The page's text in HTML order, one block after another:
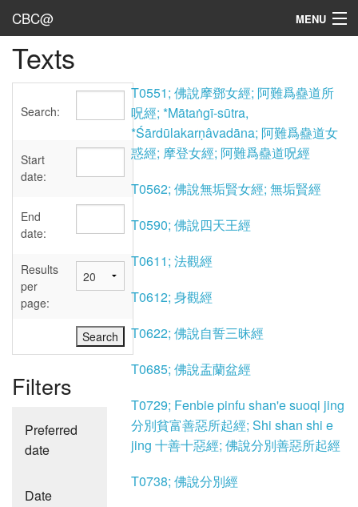
CBC@ MENU
Admin
Texts
Sources
User's Guide
Abbreviations
Texts
Search:
Start
date:
End
date:
Results
per
page:
Filters
Preferred
date
Date
T0551; 佛說摩鄧女經; 阿難爲蠱道所
呪經; *Mātaṅgī-sūtra,
*Śārdūlakarṇâvadāna; 阿難爲蠱道女
惑經; 摩登女經; 阿難爲蠱道呪經
T0562; 佛說無垢賢女經; 無垢賢經
T0590; 佛說四天王經
T0611; 法觀經
T0612; 身觀經
T0622; 佛說自誓三昧經
T0685; 佛說盂蘭盆經
T0729; Fenbie pinfu shan'e suoqi jing
分別貧富善惡所起經; Shi shan shi e
jing 十善十惡經; 佛說分別善惡所起經
T0738; 佛說分別經